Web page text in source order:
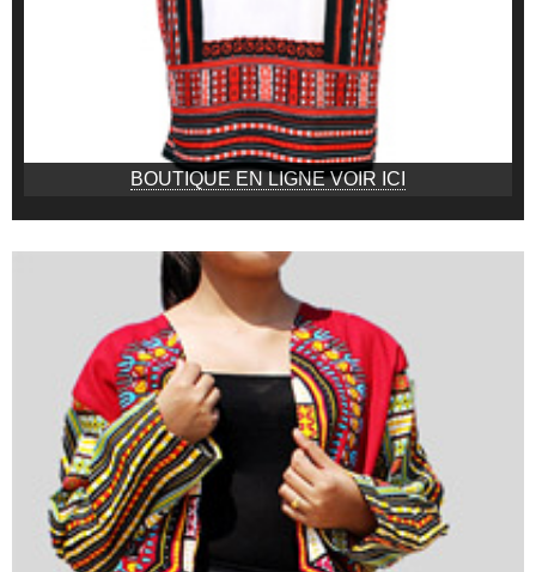
BOUTIQUE EN LIGNE VOIR ICI